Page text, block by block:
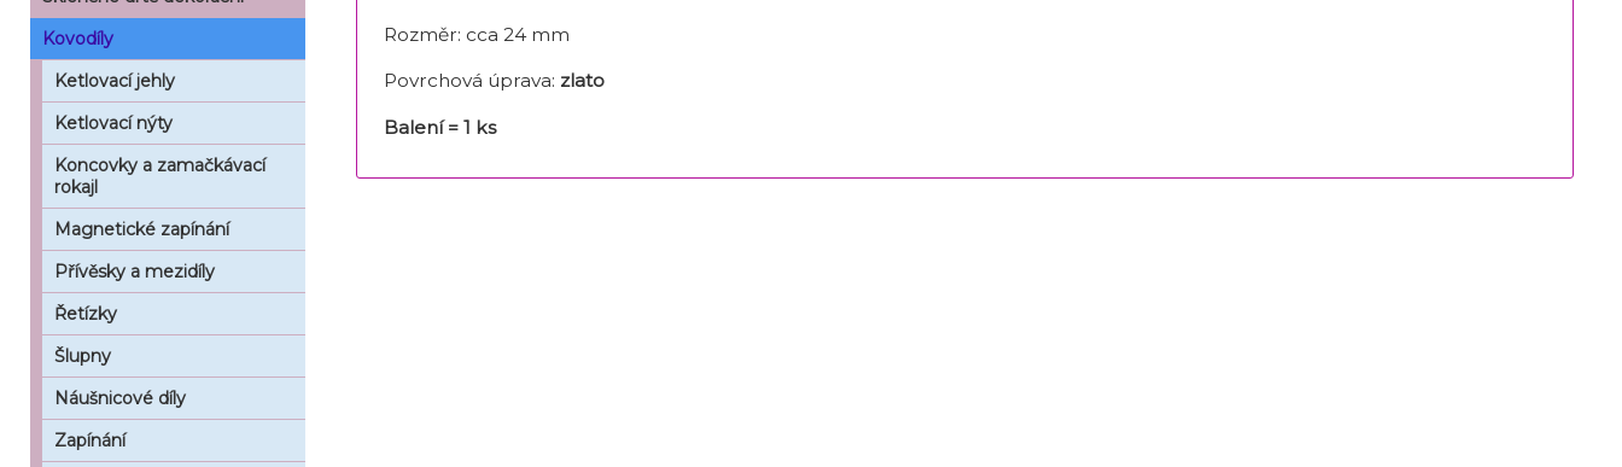
Rozměr: cca 24 mm
Povrchová úprava: zlato
Balení = 1 ks
Kovodíly
Ketlovací jehly
Ketlovací nýty
Koncovky a zamačkávací
rokajl
Magnetické zapínání
Přívěsky a mezidíly
Řetízky
Šlupny
Náušnicové díly
Zapínání